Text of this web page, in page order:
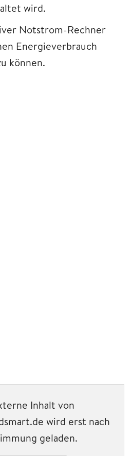
wird.
Notstrom-Rechner
Energieverbrauch
können.
Inhalt von
wird erst nach
geladen.